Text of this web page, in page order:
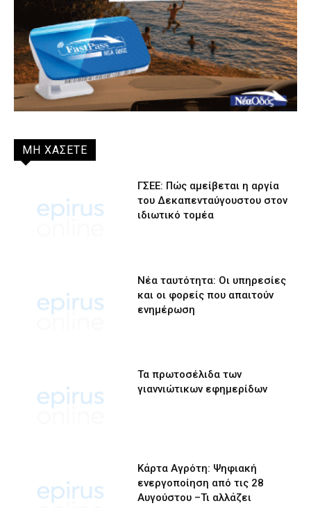
ΜΗ ΧΑΣΕΤΕ
ΓΣΕΕ: Πώς αμείβεται η αργία
του Δεκαπενταύγουστου στον
ιδιωτικό τομέα
Νέα ταυτότητα: Οι υπηρεσίες
και οι φορείς που απαιτούν
ενημέρωση
Τα πρωτοσέλιδα των
γιαννιώτικων εφημερίδων
Κάρτα Αγρότη: Ψηφιακή
ενεργοποίηση από τις 28
Αυγούστου –Τι αλλάζει